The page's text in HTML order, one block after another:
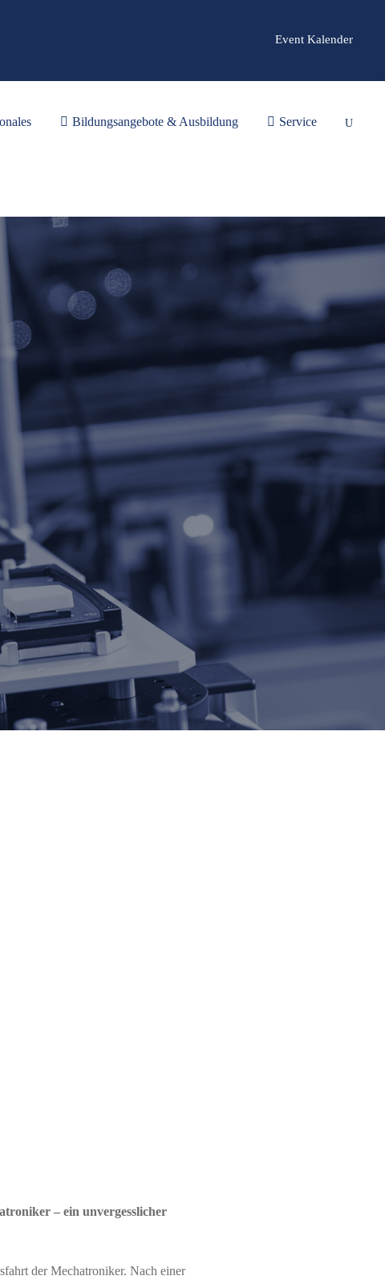
Event Kalender
Bildungsangebote & Ausbildung Service
– ein unvergesslicher
der Mechatroniker. Nach einer